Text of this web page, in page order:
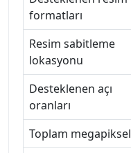
formatları
Resim sabitleme
lokasyonu
Desteklenen açı
oranları
Toplam megapiksel